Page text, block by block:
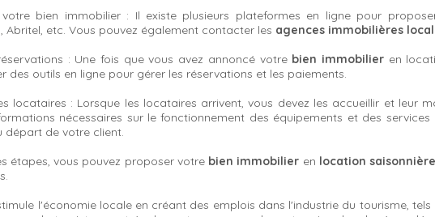
bien immobilier : Il existe plusieurs plateformes en ligne pour
, Abritel, etc. Vous pouvez également contacter les agences immobilières
: Une fois que vous avez annoncé votre bien immobilieren
des outils en ligne pour gérer les réservations et les paiements.
locataires : Lorsque les locataires arrivent, vous devez les accueillir et leur
nécessaires sur le fonctionnement des équipements et des
départ de votre client.
étapes, vous pouvez proposer votre bien immobilier en location
l'économie locale en créant des emplois dans l'industrie du tourisme,